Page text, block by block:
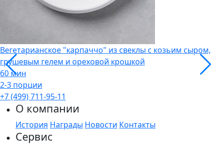
Вегетарианское "карпаччо" из свеклы с козьим сыром,
грушевым гелем и ореховой крошкой
60 мин
2-3 порции
+7 (499) 711-95-11
О компании
История Награды Новости Контакты
Сервис